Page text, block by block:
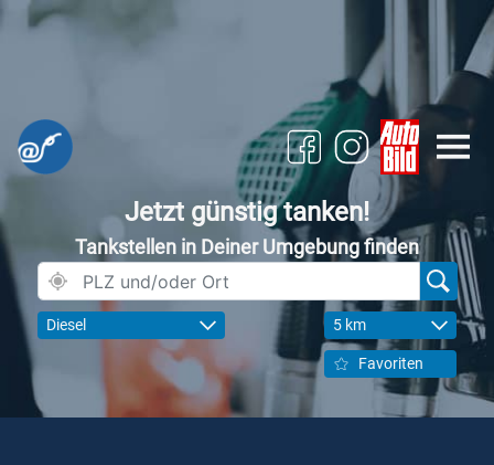
Jetzt günstig tanken!
Tankstellen in Deiner Umgebung finden
Diesel 5 km
Favoriten